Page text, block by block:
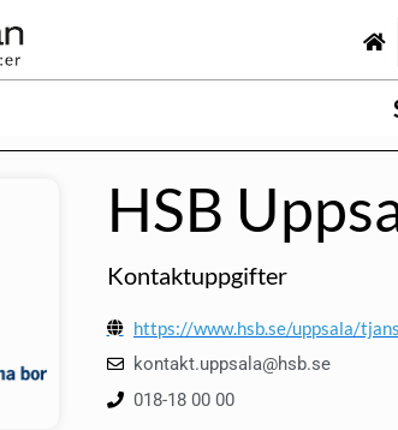
HSB
Kontaktuppgifter
https://www.hsb.se/uppsala/
kontakt.uppsala@hsb.se
018-18 00 00